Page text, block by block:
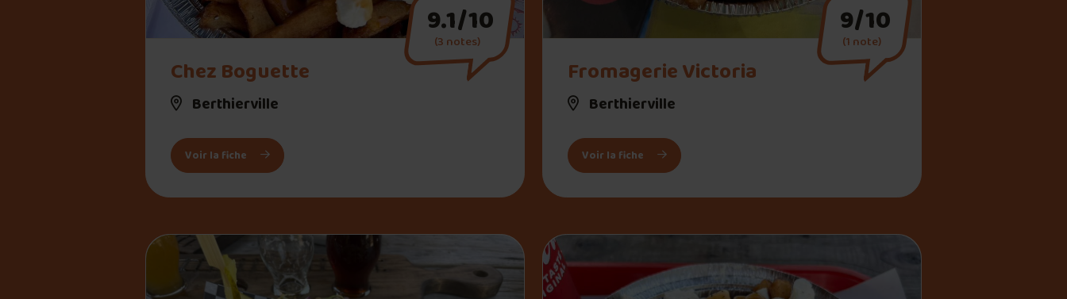
Chez Boguette
Berthierville
9.1/10
(3 notes)
Voir la fiche : Chez Boguette
Fromagerie Victoria
Berthierville
9/10
(1 note)
Voir la fiche : Fromagerie Victoria